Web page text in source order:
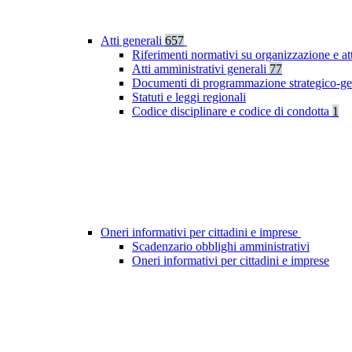
Atti generali 657
Riferimenti normativi su organizzazione e
Atti amministrativi generali 77
Documenti di programmazione strategico-
Statuti e leggi regionali
Codice disciplinare e codice di condotta 1
Oneri informativi per cittadini e imprese
Scadenzario obblighi amministrativi
Oneri informativi per cittadini e imprese